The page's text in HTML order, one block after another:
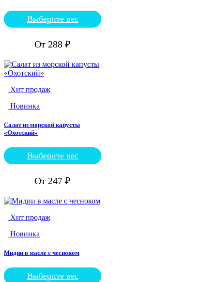
От 288 ₽
Выберите вес
Этот
несколько
Опции
можно
на
товара.
Хит продаж
Новинка
Салат из морской капусты
«Охотский»
От 247 ₽
Выберите вес
Этот
несколько
Опции
выбрать
странице
Хит продаж
Новинка
Мидии в масле с чесноком
Выберите вес
Этот